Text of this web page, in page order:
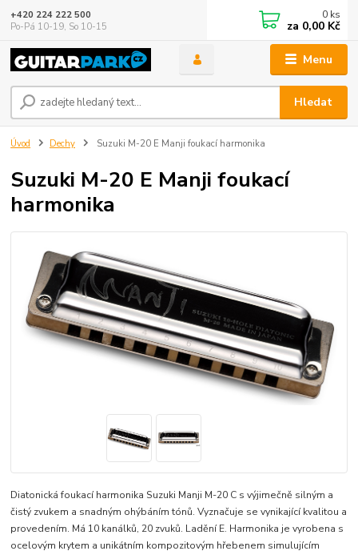
Menu
Hledat
+420 224 222 500
Po-Pá 10-19, So 10-15
0 ks
za 0,00 Kč
Úvod Dechy Suzuki M-20 E Manji foukací harmonika
Suzuki M-20 E Manji foukací
harmonika
Diatonická foukací harmonika Suzuki Manji M-20 C s výjimečně silným a
čistý zvukem a snadným ohýbáním tónů. Vyznačuje se vynikající kvalitou a
provedením. Má 10 kanálků, 20 zvuků. Ladění E. Harmonika je vyrobena s
ocelovým krytem a unikátním kompozitovým hřebenem simulujícím